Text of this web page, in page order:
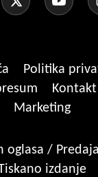
Politika
Kontakt
Marketing
oglasa /
izdanje